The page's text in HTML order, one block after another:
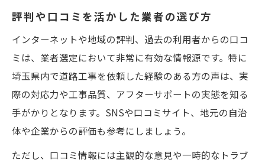
評判や口コミを活かした業者の選び方
インターネットや地域の評判、過去の利用者からの口コ
ミは、業者選定において非常に有効な情報源です。特に
埼玉県内で道路工事を依頼した経験のある方の声は、実
際の対応力や工事品質、アフターサポートの実態を知る
手がかりとなります。SNSや口コミサイト、地元の自治
体や企業からの評価も参考にしましょう。
ただし、口コミ情報には主観的な意見や一時的なトラブ